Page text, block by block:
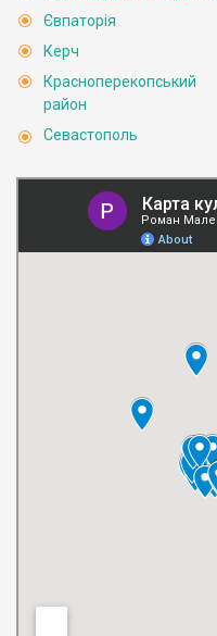
Євпаторія
Керч
Красноперекопський
район
Севастополь